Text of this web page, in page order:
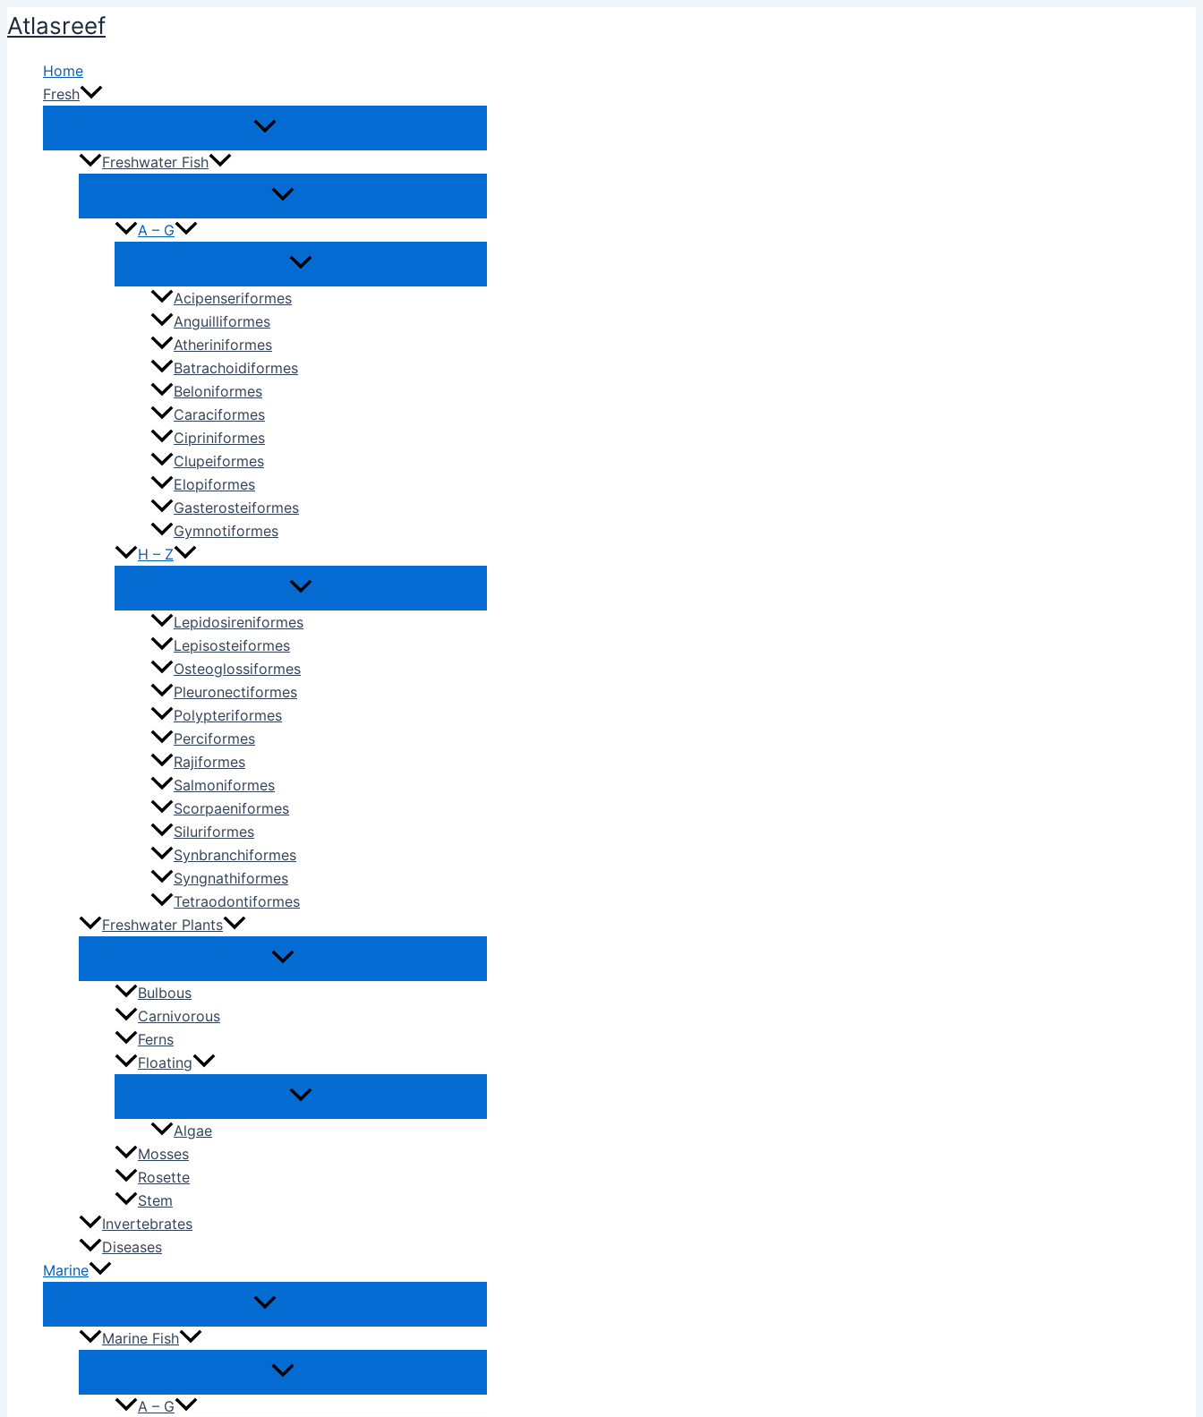
Ir
al
contenido
Atlasreef
Home
Fresh
Freshwater Fish
A – G
Acipenseriformes
Anguilliformes
Atheriniformes
Batrachoidiformes
Beloniformes
Caraciformes
Cipriniformes
Clupeiformes
Elopiformes
Gasterosteiformes
Gymnotiformes
H – Z
Lepidosireniformes
Lepisosteiformes
Osteoglossiformes
Pleuronectiformes
Polypteriformes
Perciformes
Rajiformes
Salmoniformes
Scorpaeniformes
Siluriformes
Synbranchiformes
Syngnathiformes
Tetraodontiformes
Freshwater Plants
Bulbous
Carnivorous
Ferns
Floating
Algae
Mosses
Rosette
Stem
Invertebrates
Diseases
Marine
Marine Fish
A – G